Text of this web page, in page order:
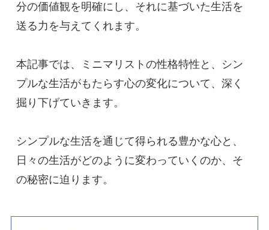
分の価値観を明確にし、それに基づいた生活を
送る力を与えてくれます。
本記事では、ミニマリストの性格特性と、シン
プルな生活がもたらす心の変化について、深く
掘り下げていきます。
シンプルな生活を通じて得られる豊かな心と、
日々の生活がどのように変わっていくのか、そ
の秘密に迫ります。